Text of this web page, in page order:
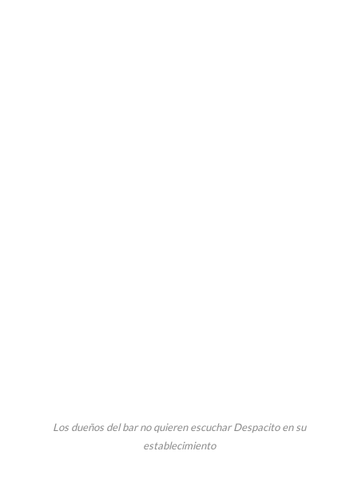
Los dueños del bar no quieren escuchar Despacito en su
establecimiento